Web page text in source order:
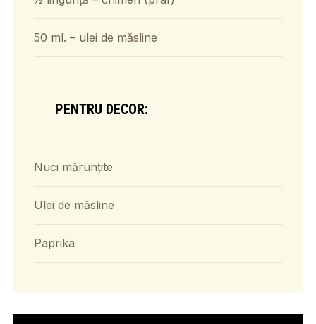
50 ml. – ulei de măsline
PENTRU DECOR:
Nuci mărunțite
Ulei de măsline
Paprika